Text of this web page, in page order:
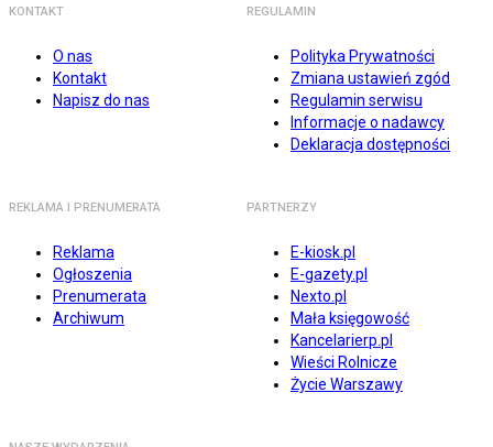
KONTAKT
O nas
Kontakt
Napisz do nas
REGULAMIN
Polityka Prywatności
Zmiana ustawień zgód
Regulamin serwisu
Informacje o nadawcy
Deklaracja dostępności
REKLAMA I PRENUMERATA
Reklama
Ogłoszenia
Prenumerata
Archiwum
PARTNERZY
E-kiosk.pl
E-gazety.pl
Nexto.pl
Mała księgowość
Kancelarierp.pl
Wieści Rolnicze
Życie Warszawy